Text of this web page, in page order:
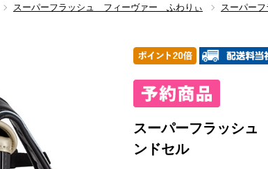
スーパーフラッシュ フィーヴァー ふわりぃ スーパー
スーパーフラッシ
ンドセル